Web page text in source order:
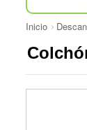
Inicio